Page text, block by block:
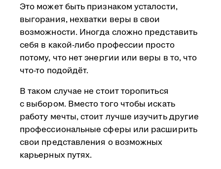
Это может быть признаком усталости,
выгорания, нехватки веры в свои
возможности. Иногда сложно представить
себя в какой-либо профессии просто
потому, что нет энергии или веры в то, что
что-то подойдёт.
В таком случае не стоит торопиться
с выбором. Вместо того чтобы искать
работу мечты, стоит лучше изучить другие
профессиональные сферы или расширить
свои представления о возможных
карьерных путях.